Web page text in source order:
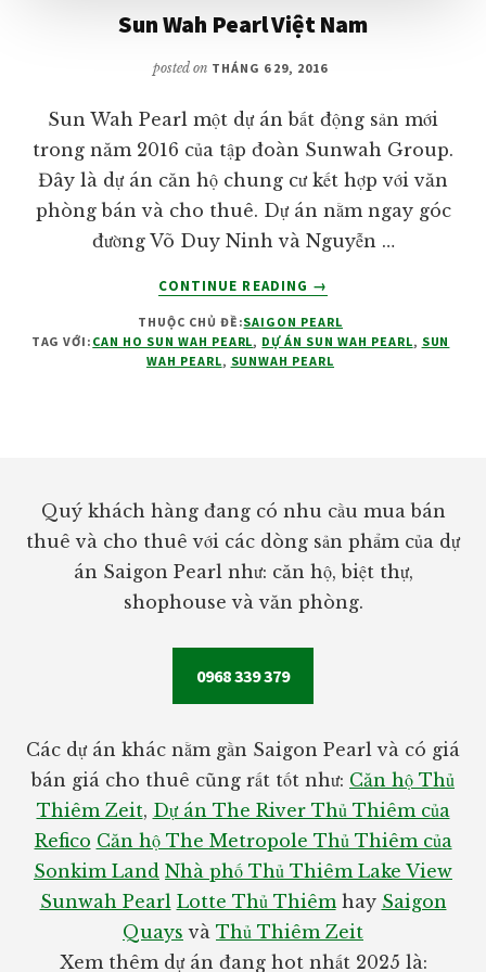
Sun Wah Pearl Việt Nam
posted on THÁNG 6 29, 2016
Sun Wah Pearl một dự án bất động sản mới
trong năm 2016 của tập đoàn Sunwah Group.
Đây là dự án căn hộ chung cư kết hợp với văn
phòng bán và cho thuê. Dự án nằm ngay góc
đường Võ Duy Ninh và Nguyễn …
CONTINUE READING
VỀSUN
PEARL
VIỆT
→
THUỘC CHỦ ĐỀ:SAIGON PEARL
TAG VỚI: CAN HO SUN WAH PEARL, DỰ ÁN SUN WAH PEARL, SUN
WAH PEARL, SUNWAH PEARL
Quý khách hàng đang có nhu cầu mua bán
thuê và cho thuê với các dòng sản phẩm của dự
án Saigon Pearl như: căn hộ, biệt thự,
shophouse và văn phòng.
0968 339 379
Các dự án khác nằm gần Saigon Pearl và có giá
bán giá cho thuê cũng rất tốt như: Căn hộ Thủ
Thiêm Zeit, Dự án The River Thủ Thiêm của
Refico Căn hộ The Metropole Thủ Thiêm của
Sonkim Land Nhà phố Thủ Thiêm Lake View
Sunwah Pearl Lotte Thủ Thiêm hay Saigon
Quays và Thủ Thiêm Zeit
Xem thêm dự án đang hot nhất 2025 là: